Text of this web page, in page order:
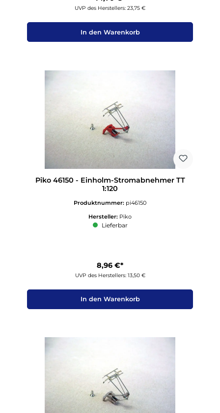
UVP des Herstellers: 23,75 €
In den Warenkorb
Piko 46150 - Einholm-Stromabnehmer TT
1:120
Produktnummer: pi46150
Hersteller: Piko
Lieferbar
8,96 €*
UVP des Herstellers: 13,50 €
In den Warenkorb